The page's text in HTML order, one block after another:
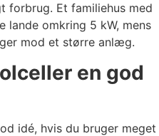
forbrug. Et familiehus med
omkring 5 kW, mens
mod et større anlæg.
en god
idé, hvis du bruger meget